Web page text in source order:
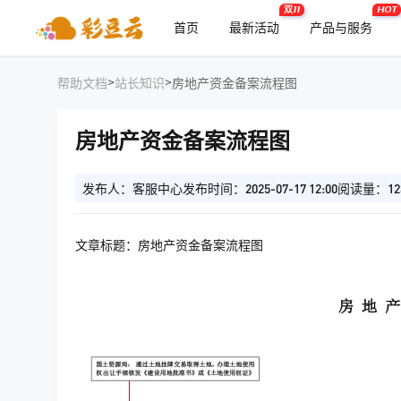
首页 最新活动
双11
产品与服务
HOT
帮助文档>站长知识>房地产资金备案流程图
房地产资金备案流程图
发布人：客服中心发布时间：2025-07-17 12:00阅读量：
文章标题：房地产资金备案流程图